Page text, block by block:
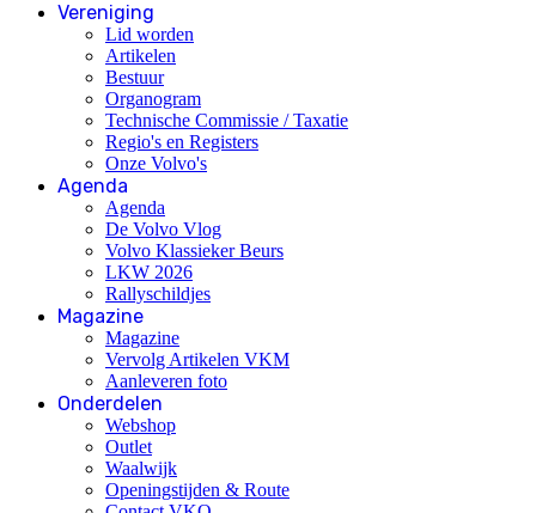
Vereniging
Lid worden
Artikelen
Bestuur
Organogram
Technische Commissie / Taxatie
Regio's en Registers
Onze Volvo's
Agenda
Agenda
De Volvo Vlog
Volvo Klassieker Beurs
LKW 2026
Rallyschildjes
Magazine
Magazine
Vervolg Artikelen VKM
Aanleveren foto
Onderdelen
Webshop
Outlet
Waalwijk
Openingstijden & Route